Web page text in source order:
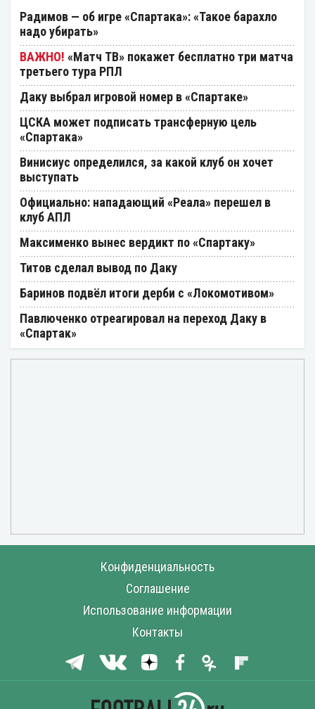
Радимов — об игре «Спартака»: «Такое барахло
надо убирать»
«Матч ТВ» покажет бесплатно три матча
третьего тура РПЛ
Даку выбрал игровой номер в «Спартаке»
ЦСКА может подписать трансферную цель
«Спартака»
Винисиус определился, за какой клуб он хочет
выступать
Официально: нападающий «Реала» перешел в
клуб АПЛ
Максименко вынес вердикт по «Спартаку»
Титов сделал вывод по Даку
Баринов подвёл итоги дерби с «Локомотивом»
Павлюченко отреагировал на переход Даку в
«Спартак»
Конфиденциальность
Соглашение
Использование информации
Контакты